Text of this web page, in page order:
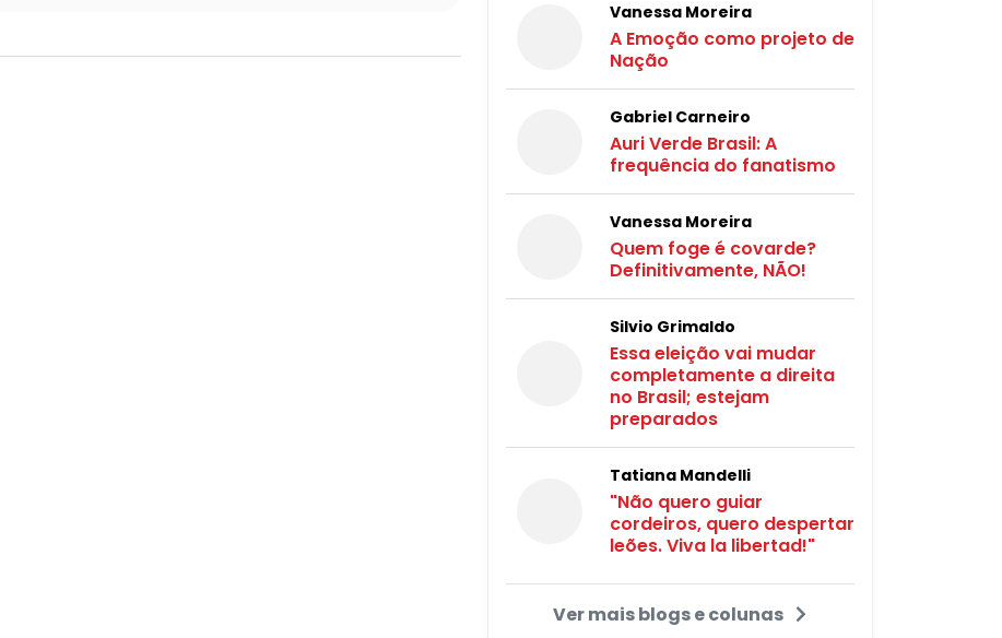
Vanessa Moreira
A Emoção como projeto de
Nação
Gabriel Carneiro
Auri Verde Brasil: A
frequência do fanatismo
Vanessa Moreira
Quem foge é covarde?
Definitivamente, NÃO!
Silvio Grimaldo
Essa eleição vai mudar
completamente a direita
no Brasil; estejam
preparados
Tatiana Mandelli
"Não quero guiar
cordeiros, quero despertar
leões. Viva la libertad!"
Ver mais blogs e colunas